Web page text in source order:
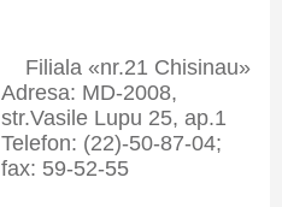
Filiala «nr.21 Chisinau»
Adresa: MD-2008,
str.Vasile Lupu 25, ap.1
Telefon: (22)-50-87-04;
fax: 59-52-55